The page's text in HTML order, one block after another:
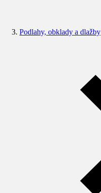
Podlahy, obklady a dlažby